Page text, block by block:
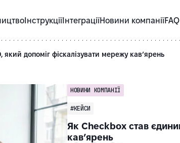
Інструкції ІнтеграціїНовини компаніїFAQ
допоміг фіскалізувати мережу кав’ярень
НОВИНИ КОМПАНІЇ
#КЕЙСИ
Як Checkbox став
кав’ярень